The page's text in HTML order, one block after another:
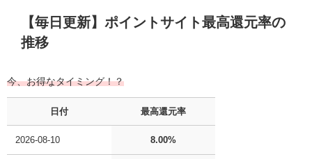
【毎日更新】ポイントサイト最高還元率の
推移
今、お得なタイミング！？
日付 最高還元率
2026-08-10 8.00%